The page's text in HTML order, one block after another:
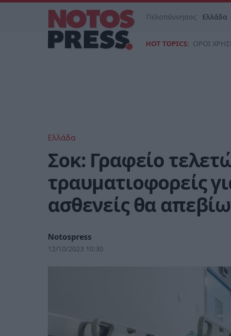
Πελοπόννησος Ελλάδα
HOT TOPICS: ΟΡΟΙ
Ελλάδα
Σοκ: Γραφείο
τραυματιοφορείς
ασθενείς θα
Notospress
12/10/2023 10:30